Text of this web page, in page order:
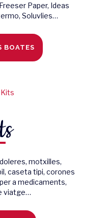
Paper, Ideas
Soluvlies…
BOATES
motxilles,
caseta tipi, corones
a medicaments,
viatge…